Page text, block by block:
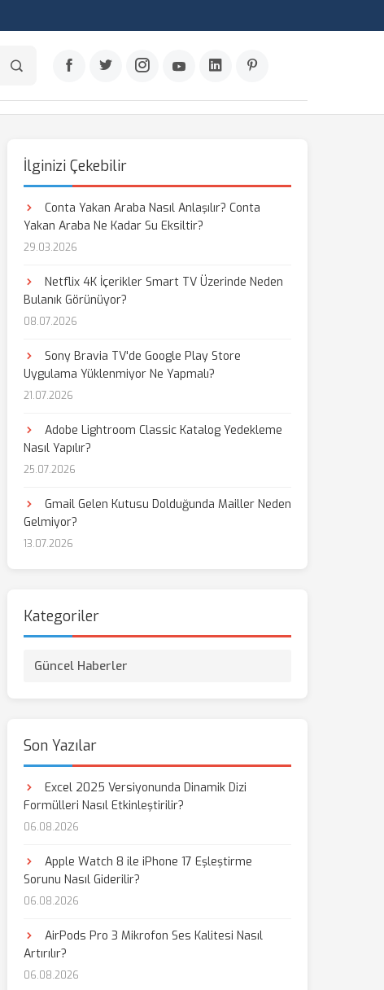
İlginizi Çekebilir
Conta Yakan Araba Nasıl Anlaşılır? Conta
Yakan Araba Ne Kadar Su Eksiltir?
29.03.2026
Netflix 4K İçerikler Smart TV Üzerinde Neden
Bulanık Görünüyor?
08.07.2026
Sony Bravia TV'de Google Play Store
Uygulama Yüklenmiyor Ne Yapmalı?
21.07.2026
Adobe Lightroom Classic Katalog Yedekleme
Nasıl Yapılır?
25.07.2026
Gmail Gelen Kutusu Dolduğunda Mailler Neden
Gelmiyor?
13.07.2026
Kategoriler
Güncel Haberler
Son Yazılar
Excel 2025 Versiyonunda Dinamik Dizi
Formülleri Nasıl Etkinleştirilir?
06.08.2026
Apple Watch 8 ile iPhone 17 Eşleştirme
Sorunu Nasıl Giderilir?
06.08.2026
AirPods Pro 3 Mikrofon Ses Kalitesi Nasıl
Artırılır?
06.08.2026